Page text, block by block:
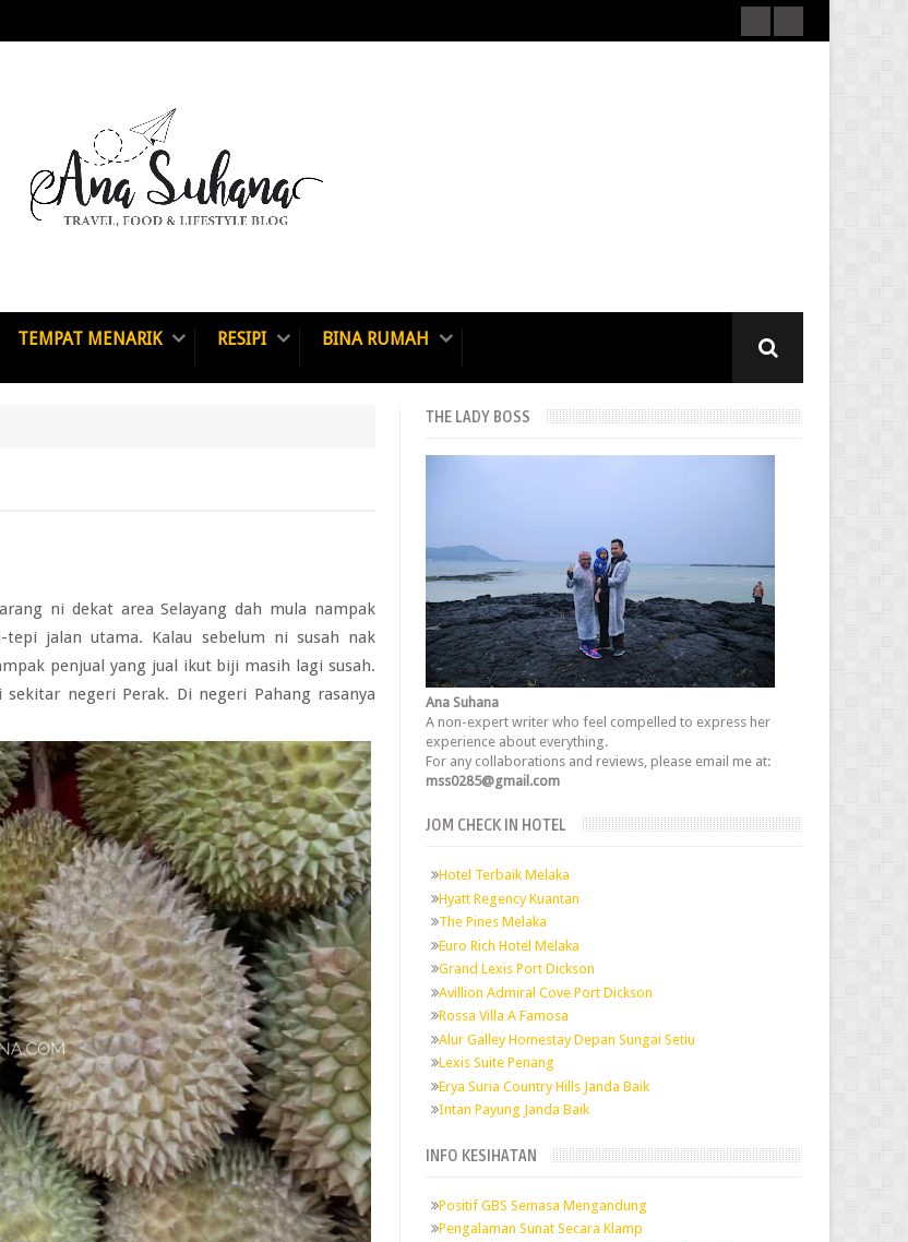
TEMPAT MENARIK RESIPI BINA RUMAH
ni dekat area Selayang dah mula nampak
jalan utama. Kalau sebelum ni susah nak
penjual yang jual ikut biji masih lagi susah.
negeri Perak. Di negeri Pahang rasanya
THE LADY BOSS
Ana Suhana
A non-expert writer who feel compelled to express her
experience about everything.
For any collaborations and reviews, please email me at:
mss0285@gmail.com
JOM CHECK IN HOTEL
Hotel Terbaik Melaka
Hyatt Regency Kuantan
The Pines Melaka
Euro Rich Hotel Melaka
Grand Lexis Port Dickson
Avillion Admiral Cove Port Dickson
Rossa Villa A Famosa
Alur Galley Homestay Depan Sungai Setiu
Lexis Suite Penang
Erya Suria Country Hills Janda Baik
Intan Payung Janda Baik
INFO KESIHATAN
Positif GBS Semasa Mengandung
Pengalaman Sunat Secara Klamp